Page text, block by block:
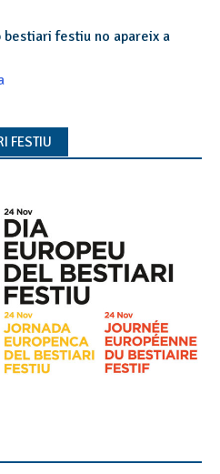
festiu no apareix a
FESTIU